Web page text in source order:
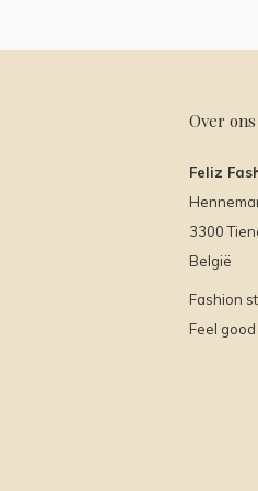
Over ons
Feliz
3300
België
Fashion
Feel